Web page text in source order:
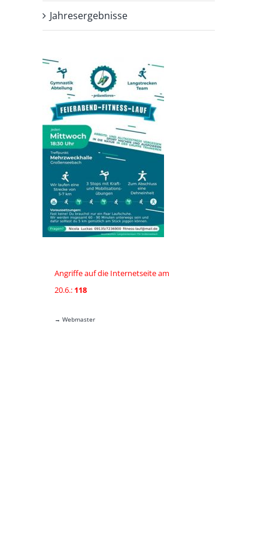
Jahresergebnisse
Angriffe auf die Internetseite am
20.6.: 118
→ Webmaster